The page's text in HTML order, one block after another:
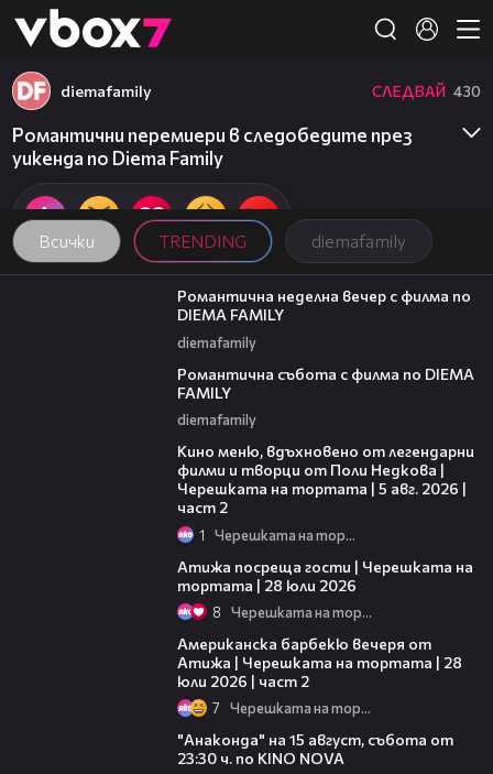
👾
Всички TRENDING diemafamily
diemafamily СЛЕДВАЙ 430
Романтични перемиери в следобедите през
уикенда по Diema Family
00:20
Романтична неделна вечер с филма по
DIEMA FAMILY
diemafamily
Романтична събота с филма по DIEMA
FAMILY
diemafamily
Кино меню, вдъхновено от легендарни
филми и творци от Поли Недкова |
Черешката на тортата | 5 авг. 2026 |
част 2
1 Черешката на тортата
Атижа посреща гости | Черешката на
тортата | 28 юли 2026
8 Черешката на тортата
Американска барбекю вечеря от
Атижа | Черешката на тортата | 28
юли 2026 | част 2
7 Черешката на тортата
"Анаконда" на 15 август, събота от
23:30 ч. по KINO NOVA